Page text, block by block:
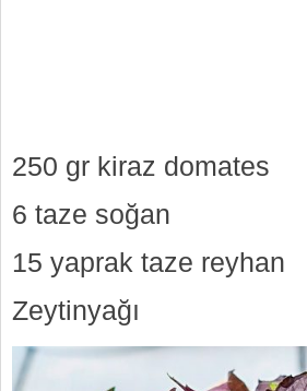
250 gr kiraz domates
6 taze soğan
15 yaprak taze reyhan
Zeytinyağı